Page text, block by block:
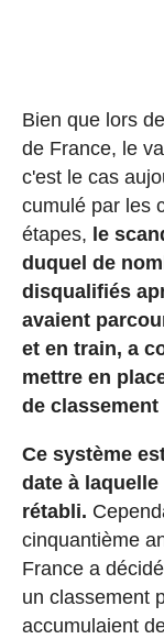
Bien que lors
de France, le
c'est le cas
cumulé par les
étapes, le
duquel de
disqualifiés
avaient
et en train, a
mettre en
de
Ce système
date à
rétabli.
cinquantième
France a
un classement
accumulaient